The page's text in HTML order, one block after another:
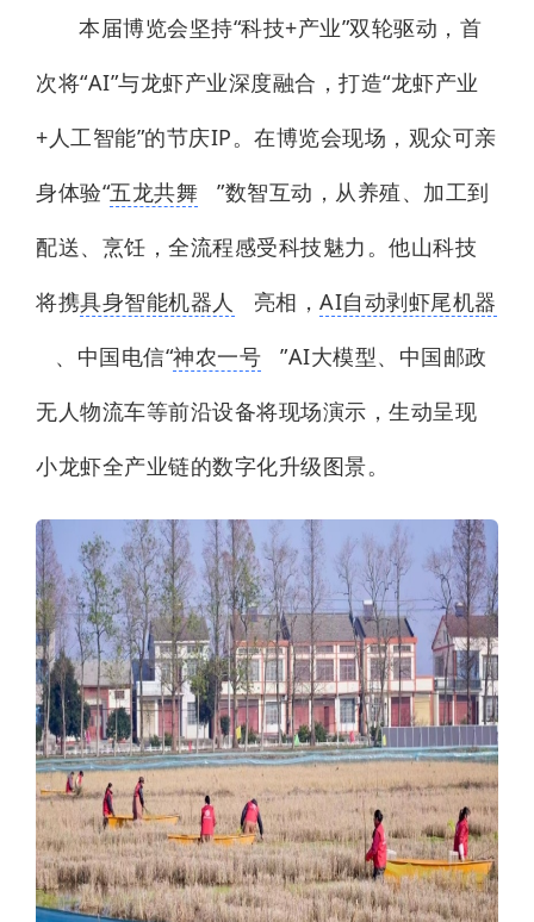
本届博览会坚持“科技+产业”双轮驱动，首
次将“AI”与龙虾产业深度融合，打造“龙虾产业
+人工智能”的节庆IP。在博览会现场，观众可亲
身体验“五龙共舞
”数智互动，从养殖、加工到
配送、烹饪，全流程感受科技魅力。他山科技
将携具身智能机器人 亮相， AI自动剥虾尾机器
、中国电信“神农一号
”AI大模型、中国邮政
无人物流车等前沿设备将现场演示，生动呈现
小龙虾全产业链的数字化升级图景。